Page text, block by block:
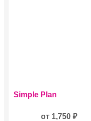
Этот
товар
несколько
Simple Plan
от 1,750 ₽